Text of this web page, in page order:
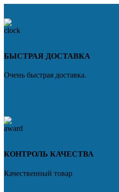
БЫСТРАЯ ДОСТАВКА
Очень быстрая доставка.
КОНТРОЛЬ КАЧЕСТВА
Качественный товар